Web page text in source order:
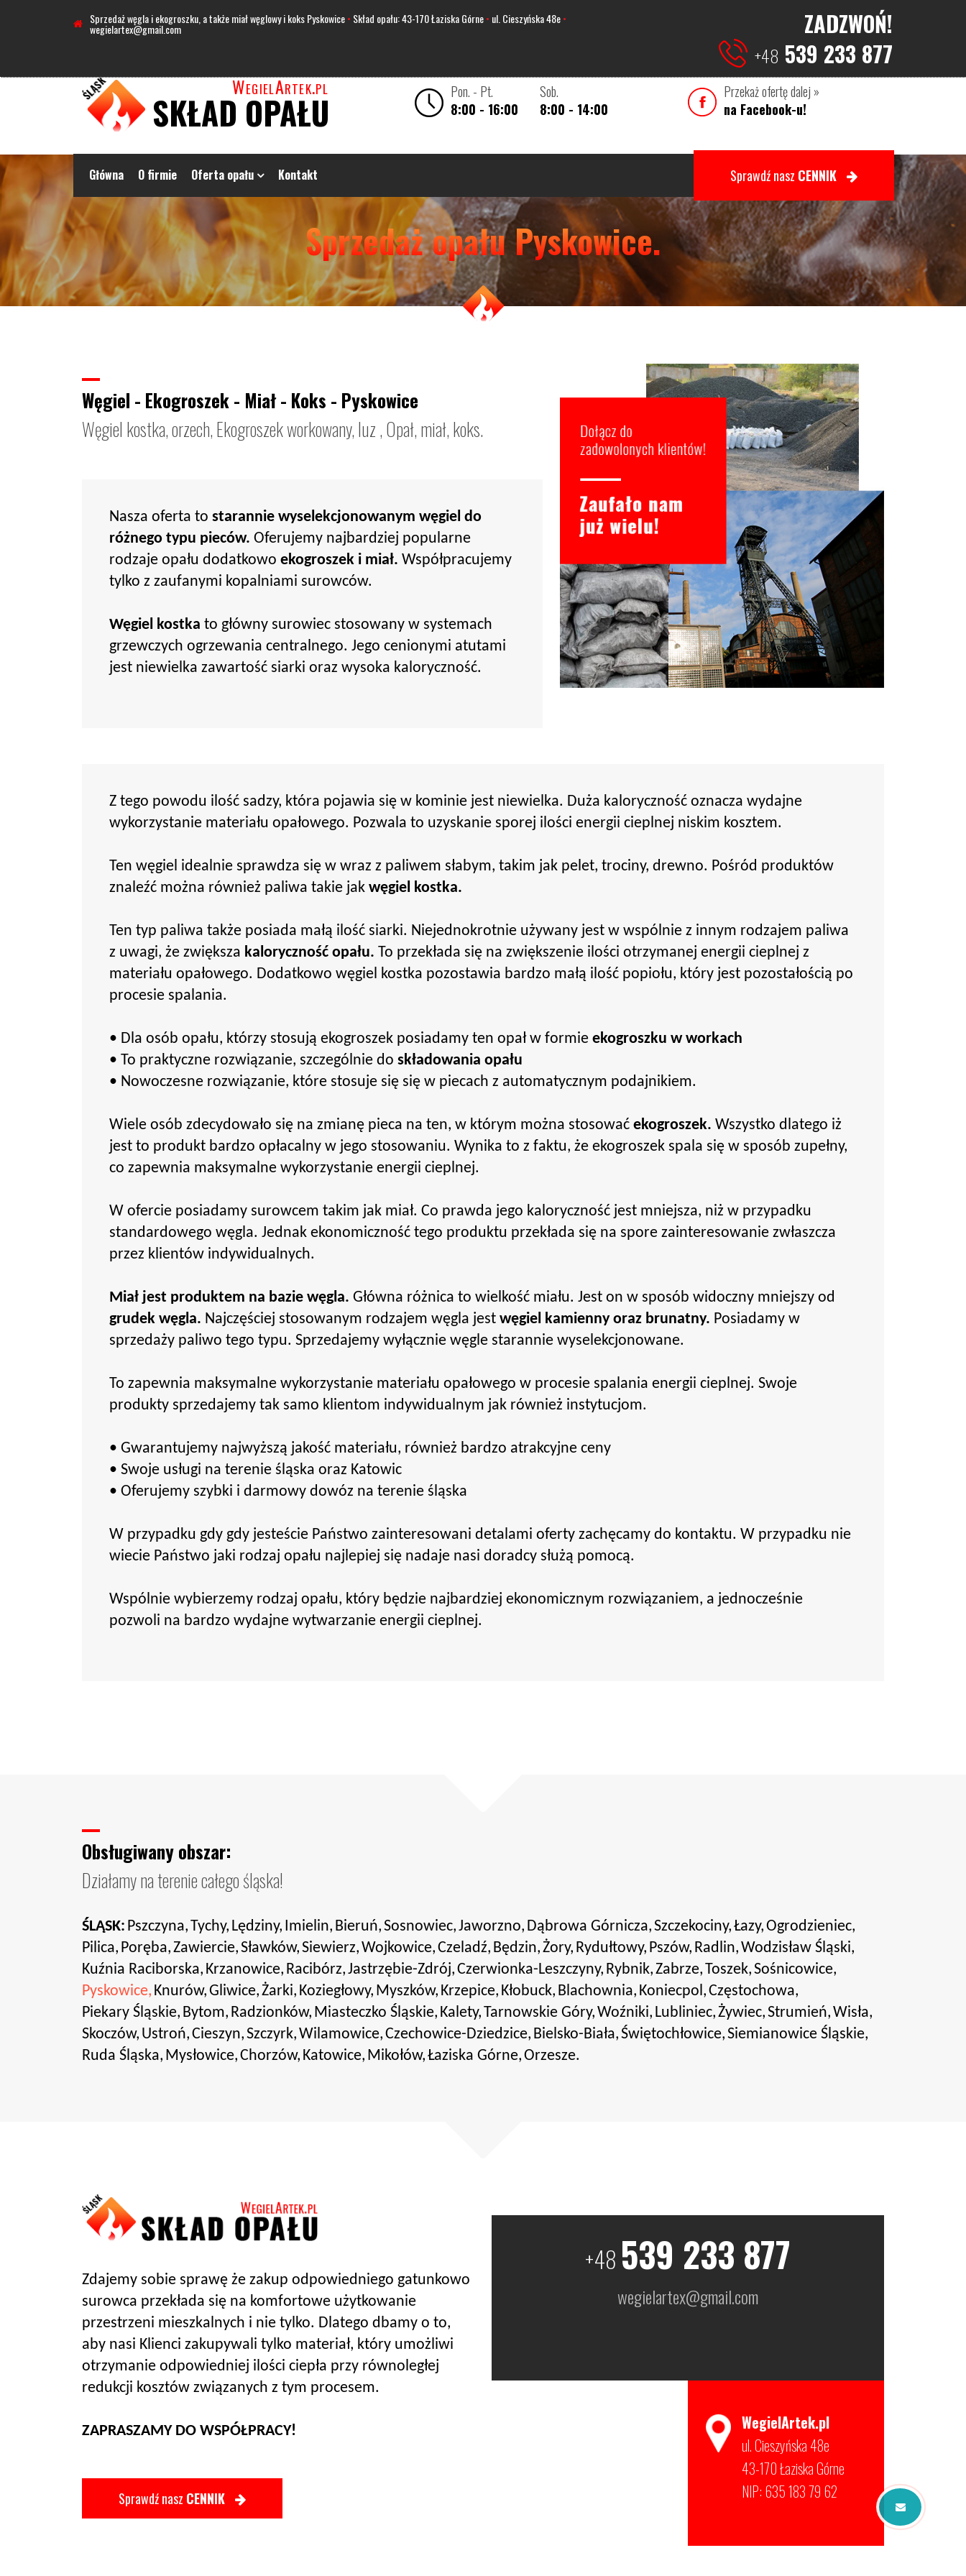
Sprzedaż węgla i ekogroszku, a także miał węglowy i koks Pyskowice• Skład opału: 43-170 Łaziska Górne• ul. Cieszyńska 48e•
wegielartex@gmail.com ZADZWOŃ!
+48 539 233 877
WegielArtek.pl
SKŁAD OPAŁU 8:00 - 16:00 8:00 - 14:00 na Facebook-u!
Główna O firmie Oferta opału Kontakt Sprawdź nasz CENNIK
Sprzedaż opału Pyskowice.
Węgiel - Ekogroszek - Miał - Koks - Pyskowice
Węgiel kostka, orzech, Ekogroszek workowany, luz , Opał, miał, koks.
Nasza oferta to starannie wyselekcjonowanym węgiel do
różnego typu pieców. Oferujemy najbardziej popularne
rodzaje opału dodatkowo ekogroszek i miał. Współpracujemy
tylko z zaufanymi kopalniami surowców.
Węgiel kostka to główny surowiec stosowany w systemach
grzewczych ogrzewania centralnego. Jego cenionymi atutami
jest niewielka zawartość siarki oraz wysoka kaloryczność.
Z tego powodu ilość sadzy, która pojawia się w kominie jest niewielka. Duża kaloryczność oznacza wydajne
wykorzystanie materiału opałowego. Pozwala to uzyskanie sporej ilości energii cieplnej niskim kosztem.
Ten węgiel idealnie sprawdza się w wraz z paliwem słabym, takim jak pelet, trociny, drewno. Pośród produktów
znaleźć można również paliwa takie jak węgiel kostka.
Ten typ paliwa także posiada małą ilość siarki. Niejednokrotnie używany jest w wspólnie z innym rodzajem paliwa
z uwagi, że zwiększa kaloryczność opału. To przekłada się na zwiększenie ilości otrzymanej energii cieplnej z
materiału opałowego. Dodatkowo węgiel kostka pozostawia bardzo małą ilość popiołu, który jest pozostałością po
procesie spalania.
• Dla osób opału, którzy stosują ekogroszek posiadamy ten opał w formie ekogroszku w workach
• To praktyczne rozwiązanie, szczególnie do składowania opału
• Nowoczesne rozwiązanie, które stosuje się się w piecach z automatycznym podajnikiem.
Wiele osób zdecydowało się na zmianę pieca na ten, w którym można stosować ekogroszek. Wszystko dlatego iż
jest to produkt bardzo opłacalny w jego stosowaniu. Wynika to z faktu, że ekogroszek spala się w sposób zupełny,
co zapewnia maksymalne wykorzystanie energii cieplnej.
W ofercie posiadamy surowcem takim jak miał. Co prawda jego kaloryczność jest mniejsza, niż w przypadku
standardowego węgla. Jednak ekonomiczność tego produktu przekłada się na spore zainteresowanie zwłaszcza
przez klientów indywidualnych.
Miał jest produktem na bazie węgla. Główna różnica to wielkość miału. Jest on w sposób widoczny mniejszy od
grudek węgla. Najczęściej stosowanym rodzajem węgla jest węgiel kamienny oraz brunatny. Posiadamy w
sprzedaży paliwo tego typu. Sprzedajemy wyłącznie węgle starannie wyselekcjonowane.
To zapewnia maksymalne wykorzystanie materiału opałowego w procesie spalania energii cieplnej. Swoje
produkty sprzedajemy tak samo klientom indywidualnym jak również instytucjom.
• Gwarantujemy najwyższą jakość materiału, również bardzo atrakcyjne ceny
• Swoje usługi na terenie śląska oraz Katowic
• Oferujemy szybki i darmowy dowóz na terenie śląska
W przypadku gdy gdy jesteście Państwo zainteresowani detalami oferty zachęcamy do kontaktu. W przypadku nie
wiecie Państwo jaki rodzaj opału najlepiej się nadaje nasi doradcy służą pomocą.
Wspólnie wybierzemy rodzaj opału, który będzie najbardziej ekonomicznym rozwiązaniem, a jednocześnie
pozwoli na bardzo wydajne wytwarzanie energii cieplnej.
Obsługiwany obszar:
Działamy na terenie całego śląska!
ŚLĄSK: Pszczyna,Tychy, Lędziny, Imielin, Bieruń,Sosnowiec,Jaworzno, Dąbrowa Górnicza,Szczekociny,Łazy,Ogrodzieniec,
Pilica, Poręba,Zawiercie,Sławków,Siewierz,Wojkowice,Czeladź, Będzin,Żory, Rydułtowy, Pszów, Radlin,Wodzisław Śląski,
Kuźnia Raciborska, Krzanowice, Racibórz,Jastrzębie-Zdrój,Czerwionka-Leszczyny, Rybnik,Zabrze,Toszek,Sośnicowice,
Pyskowice, Knurów,Gliwice,Żarki, Koziegłowy, Myszków, Krzepice, Kłobuck, Blachownia, Koniecpol,Częstochowa,
Piekary Śląskie, Bytom, Radzionków, Miasteczko Śląskie, Kalety,Tarnowskie Góry,Woźniki, Lubliniec,Żywiec,Strumień,Wisła,
Skoczów, Ustroń,Cieszyn,Szczyrk,Wilamowice,Czechowice-Dziedzice, Bielsko-Biała,Świętochłowice,Siemianowice Śląskie,
Ruda Śląska, Mysłowice,Chorzów, Katowice, Mikołów,Łaziska Górne,Orzesze.
Zdajemy sobie sprawę że zakup odpowiedniego gatunkowo
surowca przekłada się na komfortowe użytkowanie
przestrzeni mieszkalnych i nie tylko. Dlatego dbamy o to,
aby nasi Klienci zakupywali tylko materiał, który umożliwi
otrzymanie odpowiedniej ilości ciepła przy równoległej
redukcji kosztów związanych z tym procesem.
ZAPRASZAMY DO WSPÓŁPRACY!
Sprawdź nasz CENNIK
+48 539 233 877
wegielartex@gmail.com
WegielArtek.pl
ul. Cieszyńska 48e
43-170 Łaziska Górne
NIP: 635 183 79 62